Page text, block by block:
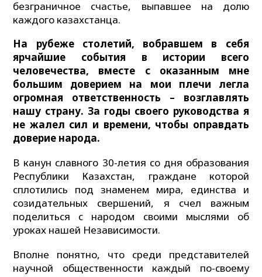
безграничное счастье, выпавшее на долю
каждого казахстанца.
На рубеже столетий, вобравшем в себя
ярчайшие события в истории всего
человечества, вместе с оказанным мне
большим доверием на мои плечи легла
огромная ответственность – возглавлять
нашу страну. За годы своего руководства я
не жалел сил и времени, чтобы оправдать
доверие народа.
В канун славного 30-летия со дня образования
Республики Казахстан, граждане которой
сплотились под знаменем мира, единства и
созидательных свершений, я счел важным
поделиться с народом своими мыслями об
уроках нашей Независимости.
Вполне понятно, что среди представителей
научной общественности каждый по-своему